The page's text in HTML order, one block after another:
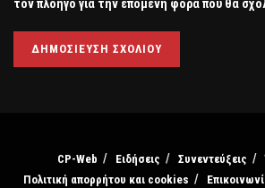
τον πλοηγό για την επόμενη φορά που θα
CP-Web Ειδήσεις Συνεντεύξεις
Πολιτική απορρήτου και cookies